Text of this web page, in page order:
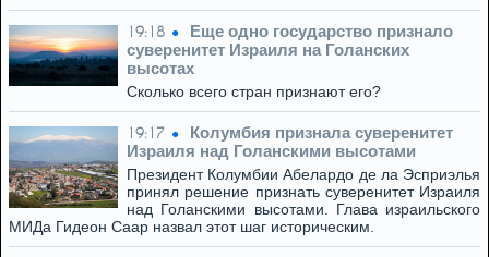
19:18
Еще одно государство признало
суверенитет Израиля на Голанских
высотах
Сколько всего стран признают его?
19:17
Колумбия признала суверенитет
Израиля над Голанскими высотами
Президент Колумбии Абелардо де ла Эсприэлья
принял решение признать суверенитет Израиля
над Голанскими высотами. Глава израильского
МИДа Гидеон Саар назвал этот шаг историческим.